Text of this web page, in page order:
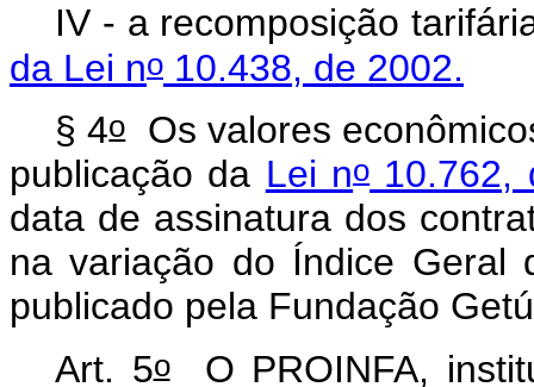
IV - a recomposição
da Lei no 10.438, de 2002.
§ 4oOs valores
publicação da Lei no10.762,
data de assinatura dos
na variação do Índice Geral
publicado pela Fundação
Art. 5oO PROINFA,